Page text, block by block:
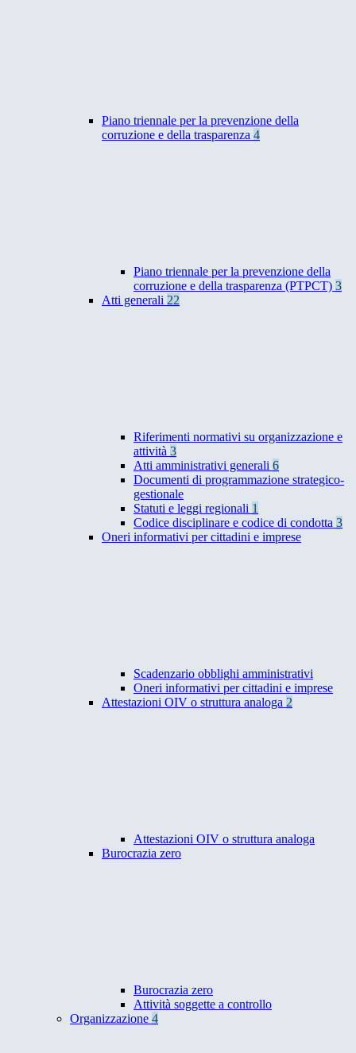
Piano triennale per la prevenzione della
corruzione e della trasparenza 4
Piano triennale per la prevenzione della
corruzione e della trasparenza (PTPCT) 3
Atti generali 22
Riferimenti normativi su organizzazione e
attività 3
Atti amministrativi generali 6
Documenti di programmazione strategico-
gestionale
Statuti e leggi regionali 1
Codice disciplinare e codice di condotta 3
Oneri informativi per cittadini e imprese
Scadenzario obblighi amministrativi
Oneri informativi per cittadini e imprese
Attestazioni OIV o struttura analoga 2
Attestazioni OIV o struttura analoga
Burocrazia zero
Burocrazia zero
Attività soggette a controllo
Organizzazione 4